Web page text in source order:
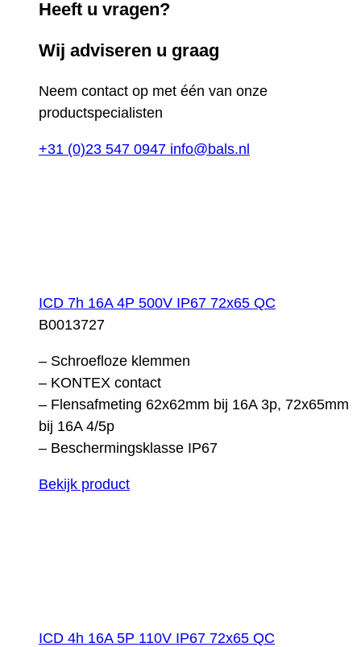
Heeft u vragen?
Wij adviseren u graag
Neem contact op met één van onze
productspecialisten
+31 (0)23 547 0947 info@bals.nl
ICD 7h 16A 4P 500V IP67 72x65 QC
B0013727
– Schroefloze klemmen
– KONTEX contact
– Flensafmeting 62x62mm bij 16A 3p, 72x65mm
bij 16A 4/5p
– Beschermingsklasse IP67
Bekijk product
ICD 4h 16A 5P 110V IP67 72x65 QC